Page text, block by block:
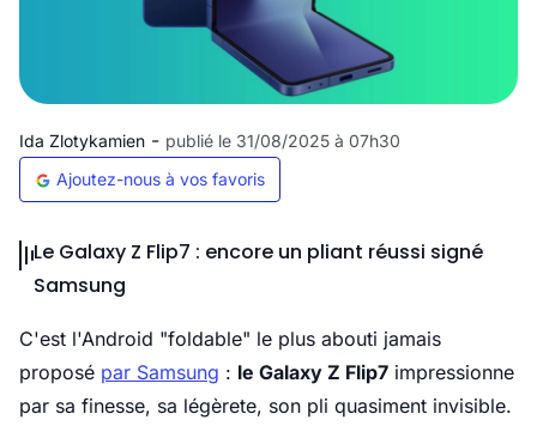
Ida Zlotykamien - publié le 31/08/2025 à 07h30
Ajoutez-nous à vos favoris
Le Galaxy Z Flip7 : encore un pliant réussi signé
Samsung
C'est l'Android "foldable" le plus abouti jamais
proposé par Samsung : le Galaxy Z Flip7 impressionne
par sa finesse, sa légèrete, son pli quasiment invisible.